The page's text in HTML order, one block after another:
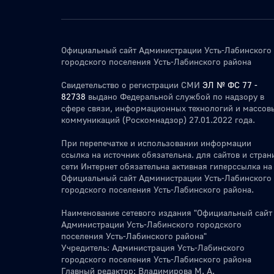
Официальный сайт Администрации Усть-Лабинского
городского поселения Усть-Лабинского района
Свидетельство о регистрации СМИ ЭЛ № ФС 77 -
82738 выдано Федеральной службой по надзору в
сфере связи, информационных технологий и
коммуникаций (Роскомнадзор) 27.01.2022 года.
При перепечатке и использовании информации
ссылка на источник обязательна. для сайтов и
сети Интернет обязательна активная гиперссылка на
Официальный сайт Администрации Усть-Лабинского
городского поселения Усть-Лабинского района.
Наименование сетевого издания "Официальный сайт
Администрации Усть-Лабинского городского
поселения Усть-Лабинского района"
Учредитель: Администрация Усть-Лабинского
городского поселения Усть-Лабинского района
Главный редактор: Владимирова М. А.